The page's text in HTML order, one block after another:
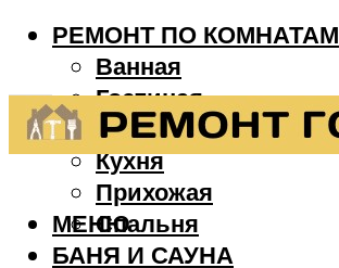
РЕМОНТ ПО КОМНАТАМ
Ванная
Гостиная
Детская
Кухня
Прихожая
Спальня
БАНЯ И САУНА
МЕНЮ